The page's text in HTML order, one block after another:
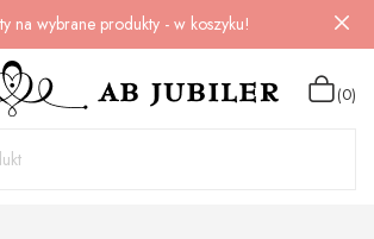
na wybrane produkty - w koszyku!
(0)